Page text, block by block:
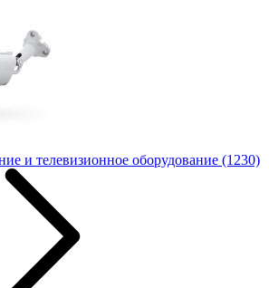
и телевизионное оборудование (1230)